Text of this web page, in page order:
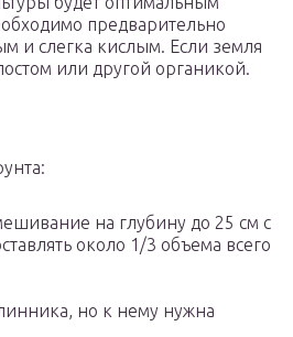
предварительно
и слегка кислым. Если земля
или другой органикой.
на глубину до 25 см с
около 1/3 объема всего
но к нему нужна